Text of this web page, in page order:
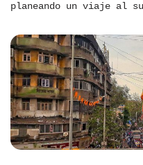
planeando un viaje al